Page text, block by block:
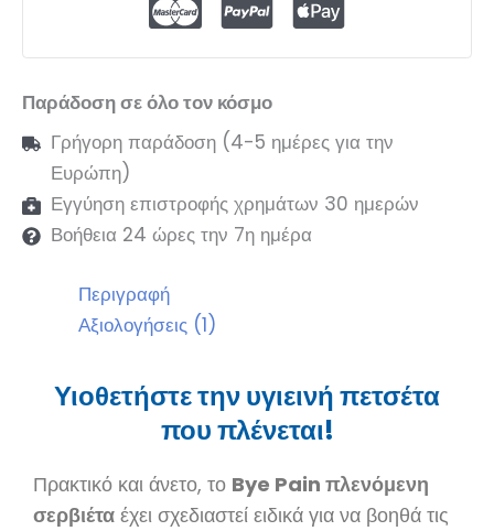
Παράδοση σε όλο τον κόσμο
Γρήγορη παράδοση (4-5 ημέρες για την
Ευρώπη)
Εγγύηση επιστροφής χρημάτων 30 ημερών
Βοήθεια 24 ώρες την 7η ημέρα
Περιγραφή
Αξιολογήσεις (1)
Υιοθετήστε την υγιεινή πετσέτα
που πλένεται!
Πρακτικό και άνετο, το Bye Pain πλενόμενη
σερβιέτα έχει σχεδιαστεί ειδικά για να βοηθά τις